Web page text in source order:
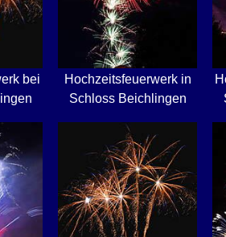
bei
Hochzeitsfeuerwerk in
Schloss Beichlingen